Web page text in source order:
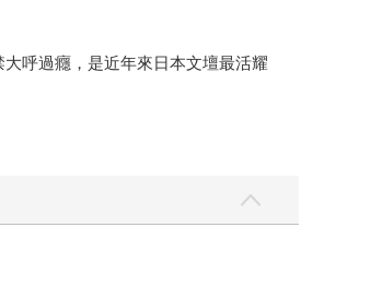
呼過癮，是近年來日本文壇最活耀